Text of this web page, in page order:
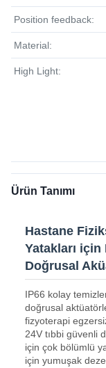
Position feedback:
Material:
High Light:
Ürün Tanımı
Hastane
Yatakları
Doğrusal
IP66 kolay
doğrusal
fizyoterapi
24V tıbbi güvenli
için çok bölümlü
için yumuşak